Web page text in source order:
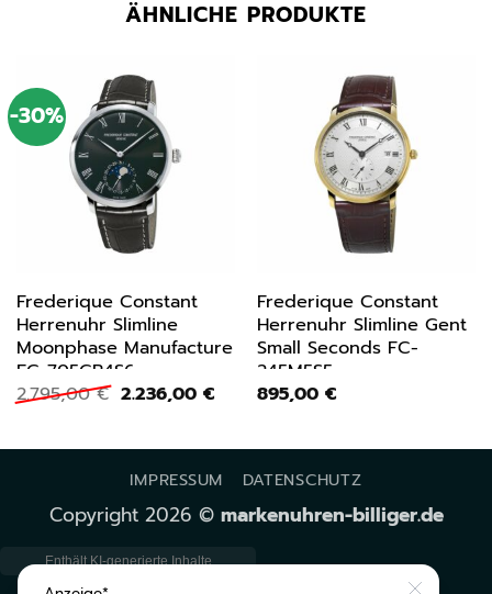
ÄHNLICHE PRODUKTE
-30%
Frederique Constant
Herrenuhr Slimline
Moonphase Manufacture
FC-705GR4S6
2.795,00€ Ursprünglicher
2.795,00 €
2.236,00 €Aktueller
2.236,00 €.
Frederique Constant
Herrenuhr Slimline Gent
Small Seconds FC-
245M5S5
895,00 €
IMPRESSUM DATENSCHUTZ
Copyright 2026 © markenuhren-billiger.de